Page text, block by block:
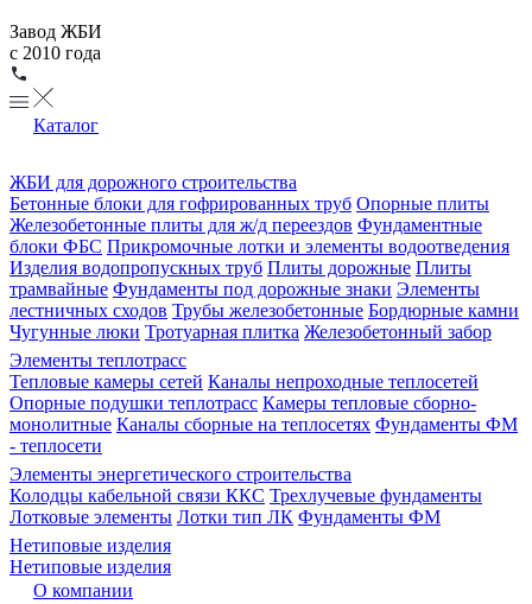
Завод ЖБИ
с 2010 года
Каталог
ЖБИ для дорожного строительства
Бетонные блоки для гофрированных труб Опорные плиты
Железобетонные плиты для ж/д переездов Фундаментные
блоки ФБС Прикромочные лотки и элементы водоотведения
Изделия водопропускных труб Плиты дорожные Плиты
трамвайные Фундаменты под дорожные знаки Элементы
лестничных сходов Трубы железобетонные Бордюрные камни
Чугунные люки Тротуарная плитка Железобетонный забор
Элементы теплотрасс
Тепловые камеры сетей Каналы непроходные теплосетей
Опорные подушки теплотрасс Камеры тепловые сборно-
монолитные Каналы сборные на теплосетях Фундаменты ФМ
- теплосети
Элементы энергетического строительства
Колодцы кабельной связи ККС Трехлучевые фундаменты
Лотковые элементы Лотки тип ЛК Фундаменты ФМ
Нетиповые изделия
Нетиповые изделия
О компании